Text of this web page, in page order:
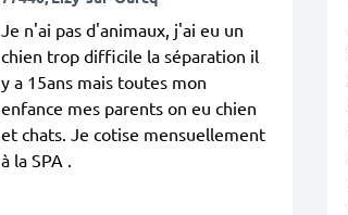
Je n'ai pas d'animaux, j'ai eu un
chien trop difficile la séparation il
y a 15ans mais toutes mon
enfance mes parents on eu chien
et chats. Je cotise mensuellement
à la SPA .